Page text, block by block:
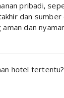
pribadi,
dan sumber
dan
hotel tertentu?